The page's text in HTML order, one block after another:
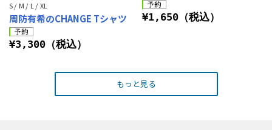
S / M / L / XL
周防有希のCHANGE Tシャツ
¥3,300（税込）
¥1,650（税込）
もっと見る